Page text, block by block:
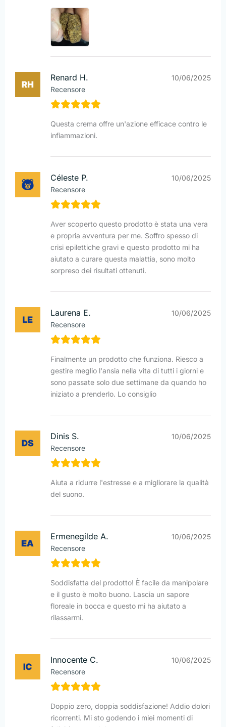
Renard H.
Recensore
10/06/2025
Questa crema offre un'azione efficace contro le
infiammazioni.
Céleste P.
Recensore
10/06/2025
Aver scoperto questo prodotto è stata una vera
e propria avventura per me. Soffro spesso di
crisi epilettiche gravi e questo prodotto mi ha
aiutato a curare questa malattia, sono molto
sorpreso dei risultati ottenuti.
Laurena E.
Recensore
10/06/2025
Finalmente un prodotto che funziona. Riesco a
gestire meglio l'ansia nella vita di tutti i giorni e
sono passate solo due settimane da quando ho
iniziato a prenderlo. Lo consiglio
Dinis S.
Recensore
10/06/2025
Aiuta a ridurre l'estresse e a migliorare la qualità
del suono.
Ermenegilde A.
Recensore
10/06/2025
Soddisfatta del prodotto! È facile da manipolare
e il gusto è molto buono. Lascia un sapore
floreale in bocca e questo mi ha aiutato a
rilassarmi.
Innocente C.
Recensore
10/06/2025
Doppio zero, doppia soddisfazione! Addio dolori
ricorrenti. Mi sto godendo i miei momenti di